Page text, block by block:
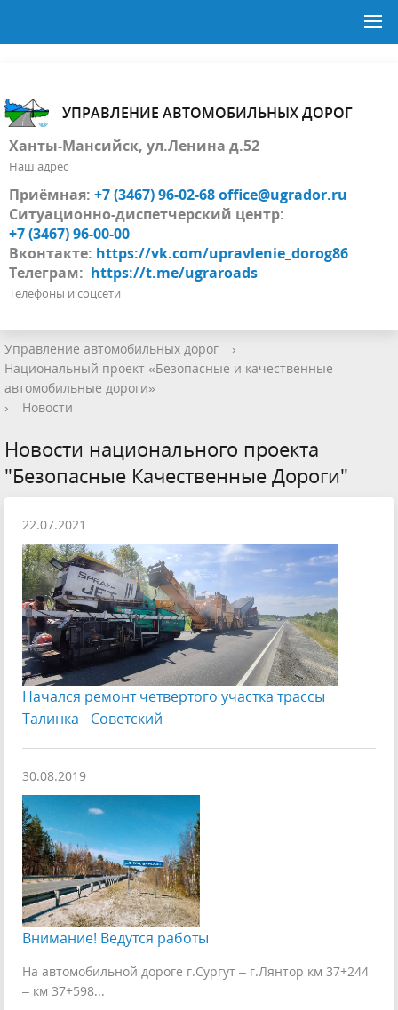
УПРАВЛЕНИЕ АВТОМОБИЛЬНЫХ ДОРОГ
Ханты-Мансийск, ул.Ленина д.52
Наш адрес
Приёмная: +7 (3467) 96-02-68office@ugrador.ru
Ситуационно-диспетчерский центр:
+7 (3467) 96-00-00
Вконтакте: https://vk.com/upravlenie_dorog86
Телеграм: https://t.me/ugraroads
Телефоны и соцсети
Управление автомобильных дорог
›
Национальный проект «Безопасные и качественные
автомобильные дороги»
›
Новости
Новости национального проекта
"Безопасные Качественные Дороги"
22.07.2021
Начался ремонт четвертого участка трассы
Талинка - Советский
30.08.2019
Внимание! Ведутся работы
На автомобильной дороге г.Сургут – г.Лянтор км 37+244
– км 37+598...